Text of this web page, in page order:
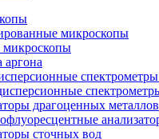
микроскопы
аргона
драгоценных металлов
сточных вод